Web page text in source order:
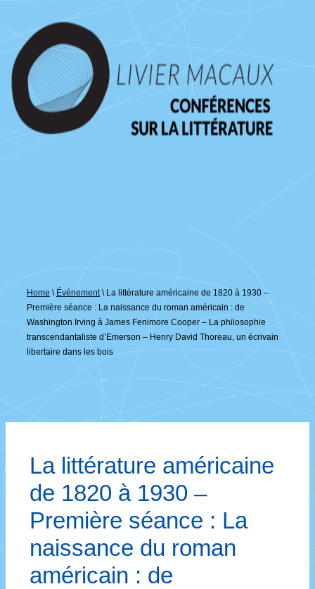
passer
contenu
principal
Home \ Événement \ La littérature américaine de 1820 à 1930 –
Première séance : La naissance du roman américain : de
Washington Irving à James Fenimore Cooper – La philosophie
transcendantaliste d’Emerson – Henry David Thoreau, un écrivain
libertaire dans les bois
La littérature américaine
de 1820 à 1930 –
Première séance : La
naissance du roman
américain : de